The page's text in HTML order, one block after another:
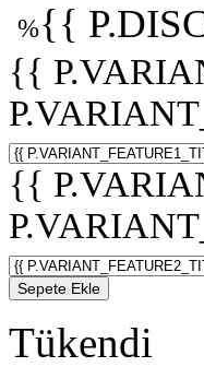
%{{
{{
{{
Sepete Ekle
Tükendi